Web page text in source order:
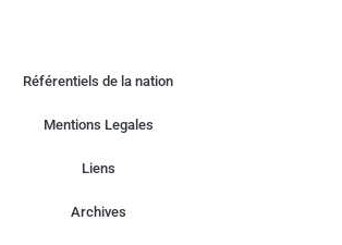
Référentiels de la nation
Mentions Legales
Liens
Archives